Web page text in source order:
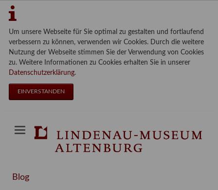
Um unsere Webseite für Sie optimal zu gestalten und fortlaufend
verbessern zu können, verwenden wir Cookies. Durch die weitere
Nutzung der Webseite stimmen Sie der Verwendung von Cookies
zu. Weitere Informationen zu Cookies erhalten Sie in unserer
Datenschutzerklärung.
EINVERSTANDEN
Blog